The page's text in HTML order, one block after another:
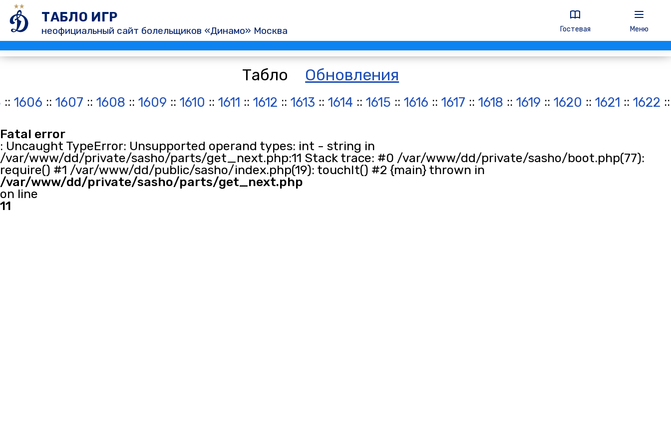
ТАБЛО ИГР
неофициальный сайт болельщиков «Динамо» Москва Гостевая Меню
Табло Обновления
:: 1606 :: 1607 :: 1608 :: 1609 :: 1610 :: 1611 :: 1612 :: 1613 :: 1614 :: 1615 :: 1616 :: 1617 :: 1618 :: 1619 :: 1620 :: 1621 :: 1622
Fatal error
: Uncaught TypeError: Unsupported operand types: int - string in
/var/www/dd/private/sasho/parts/get_next.php:11 Stack trace: #0 /var/www/dd/private/sasho/boot.php(77):
require() #1 /var/www/dd/public/sasho/index.php(19): touchIt() #2 {main} thrown in
/var/www/dd/private/sasho/parts/get_next.php
on line
11